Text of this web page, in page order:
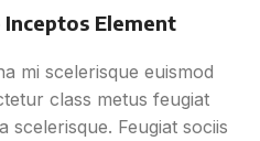
Element
mi scelerisque euismod
class metus feugiat
Feugiat sociis